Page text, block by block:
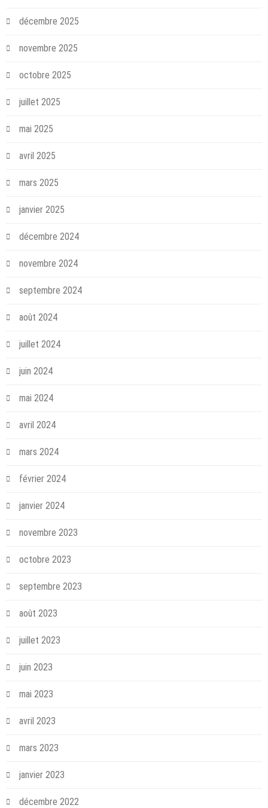
décembre 2025
novembre 2025
octobre 2025
juillet 2025
mai 2025
avril 2025
mars 2025
janvier 2025
décembre 2024
novembre 2024
septembre 2024
août 2024
juillet 2024
juin 2024
mai 2024
avril 2024
mars 2024
février 2024
janvier 2024
novembre 2023
octobre 2023
septembre 2023
août 2023
juillet 2023
juin 2023
mai 2023
avril 2023
mars 2023
janvier 2023
décembre 2022